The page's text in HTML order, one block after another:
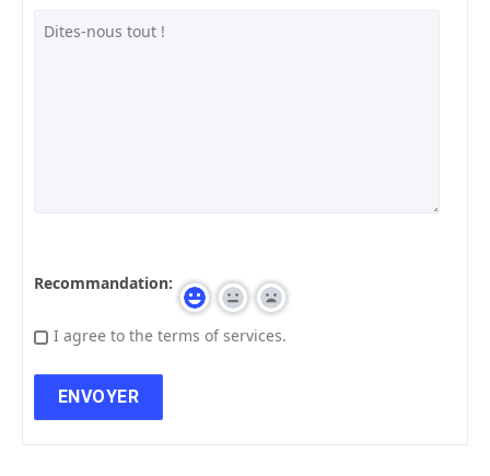
Recommandation:
I agree to the terms of services.